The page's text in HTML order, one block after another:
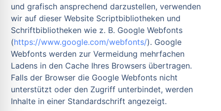
und grafisch ansprechend darzustellen, verwenden
wir auf dieser Website Scriptbibliotheken und
Schriftbibliotheken wie z. B. Google Webfonts
(https://www.google.com/webfonts/). Google
Webfonts werden zur Vermeidung mehrfachen
Ladens in den Cache Ihres Browsers übertragen.
Falls der Browser die Google Webfonts nicht
unterstützt oder den Zugriff unterbindet, werden
Inhalte in einer Standardschrift angezeigt.